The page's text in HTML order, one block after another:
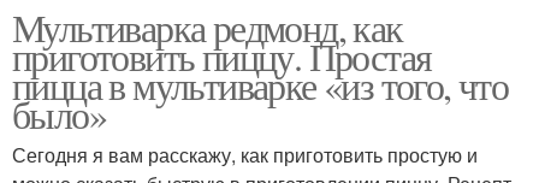
Мультиварка редмонд, как
приготовить пиццу. Простая
пицца в мультиварке «из того, что
было»
Сегодня я вам расскажу, как приготовить простую и